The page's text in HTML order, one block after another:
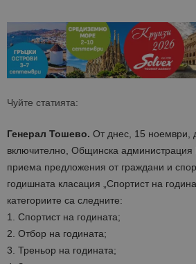
Чуйте статията:
Генерал Тошево. От днес, 15 ноември,
включително, Общинска
приема предложения от граждани и
годишната класация „Спортист на
категориите са следните:
1. Спортист на годината;
2. Отбор на годината;
3. Треньор на годината;